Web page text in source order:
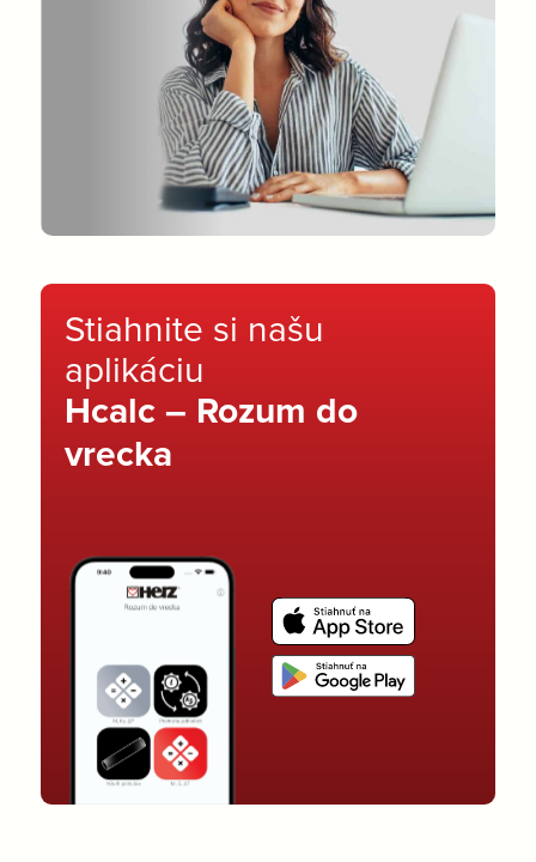
Stiahnite si našu
aplikáciu
Hcalc – Rozum do
vrecka